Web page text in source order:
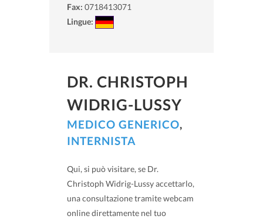
Fax: 0718413071
Lingue:
DR. CHRISTOPH
WIDRIG-LUSSY
MEDICO GENERICO,
INTERNISTA
Qui, si può visitare, se Dr.
Christoph Widrig-Lussy accettarlo,
una consultazione tramite webcam
online direttamente nel tuo